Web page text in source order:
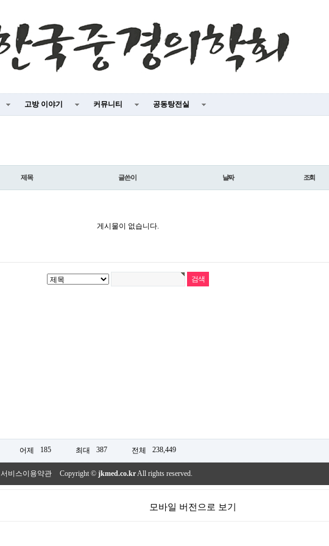
고방 이야기 커뮤니티 공동탕전실
제목 글쓴이 날짜 조회
게시물이 없습니다.
어제 185 최대 387 전체 238,449
서비스이용약관 Copyright © jkmed.co.krAll rights reserved.
모바일 버전으로 보기